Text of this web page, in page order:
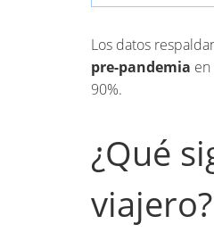
Los datos
pre-pandemia
90%.
¿Qué
viajero?